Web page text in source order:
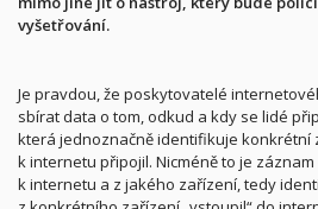
vyšetřování.
Je pravdou, že poskytovatelé
sbírat data o tom, odkud a kdy se lidé
která jednoznačně identifikuje konkrétní
k internetu připojil. Nicméně to je
k internetu a z jakého zařízení, tedy